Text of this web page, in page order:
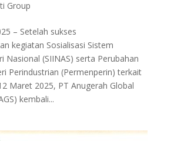
Group
– Setelah sukses
kegiatan Sosialisasi Sistem
Nasional (SIINAS) serta Perubahan
Perindustrian (Permenperin) terkait
Maret 2025, PT Anugerah Global
kembali...